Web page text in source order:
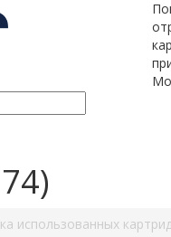
использованных